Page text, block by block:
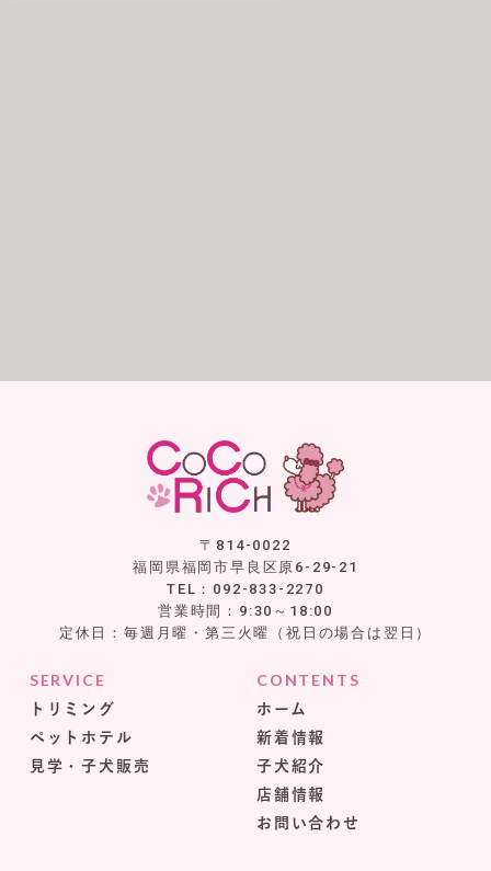
〒814-0022
福岡県福岡市早良区原6-29-21
TEL：092-833-2270
営業時間：9:30～18:00
定休日：毎週月曜・第三火曜（祝日の場合は翌日）
SERVICE
トリミング
ペットホテル
見学・子犬販売
CONTENTS
ホーム
新着情報
子犬紹介
店舗情報
お問い合わせ